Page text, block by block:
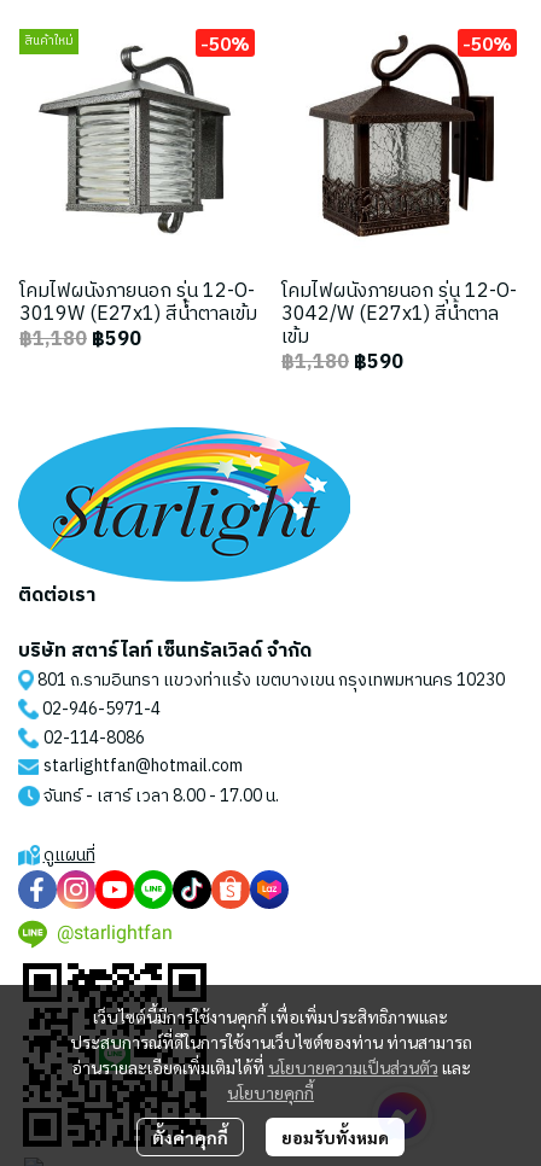
สินค้าใหม่ -50%
โคมไฟผนังภายนอก รุ่น 12-O-
3019W (E27x1) สีน้ำตาลเข้ม
฿1,180฿590
-50%
โคมไฟผนังภายนอก รุ่น 12-O-
3042/W (E27x1) สีน้ำตาล
เข้ม
฿1,180฿590
เว็บไซต์นี้มีการใช้งานคุกกี้ เพื่อเพิ่มประสิทธิภาพและ
ประสบการณ์ที่ดีในการใช้งานเว็บไซต์ของท่าน ท่านสามารถ
อ่านรายละเอียดเพิ่มเติมได้ที่ นโยบายความเป็นส่วนตัว และ
นโยบายคุกกี้
ตั้งค่าคุกกี้ ยอมรับทั้งหมด
ติดต่อเรา
บริษัท สตาร์ไลท์ เซ็นทรัลเวิลด์ จำกัด
801 ถ.รามอินทรา แขวงท่าแร้ง เขตบางเขน กรุงเทพมหานคร 10230
02-946-5971-4
02-114-8086
starlightfan@hotmail.com
จันทร์ - เสาร์ เวลา 8.00 - 17.00 น.
ดูแผนที่
@starlightfan